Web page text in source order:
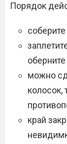
Порядок
можно
колосок,
край